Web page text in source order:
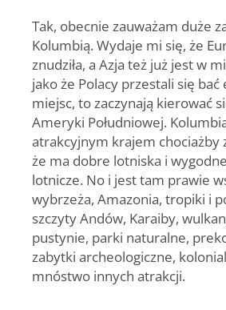
Tak, obecnie zauważam duże
Kolumbią. Wydaje mi się, że
znudziła, a Azja też już jest w
jako że Polacy przestali się bać
miejsc, to zaczynają kierować
Ameryki Południowej.
atrakcyjnym krajem chociażby
że ma dobre lotniska i
lotnicze. No i jest tam prawie
wybrzeża, Amazonia, tropiki i
szczyty Andów, Karaiby,
pustynie, parki naturalne,
zabytki archeologiczne,
mnóstwo innych atrakcji.